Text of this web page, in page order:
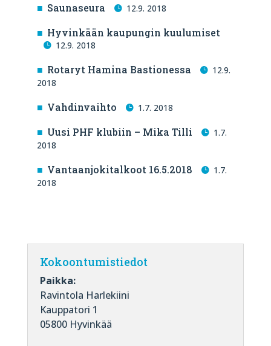
Saunaseura 12.9. 2018
Hyvinkään kaupungin kuulumiset
12.9. 2018
Rotaryt Hamina Bastionessa
12.9.
2018
Vahdinvaihto 1.7. 2018
Uusi PHF klubiin – Mika Tilli
1.7.
2018
Vantaanjokitalkoot 16.5.2018
1.7.
2018
Kokoontumistiedot
Paikka:
Ravintola Harlekiini
Kauppatori 1
05800 Hyvinkää